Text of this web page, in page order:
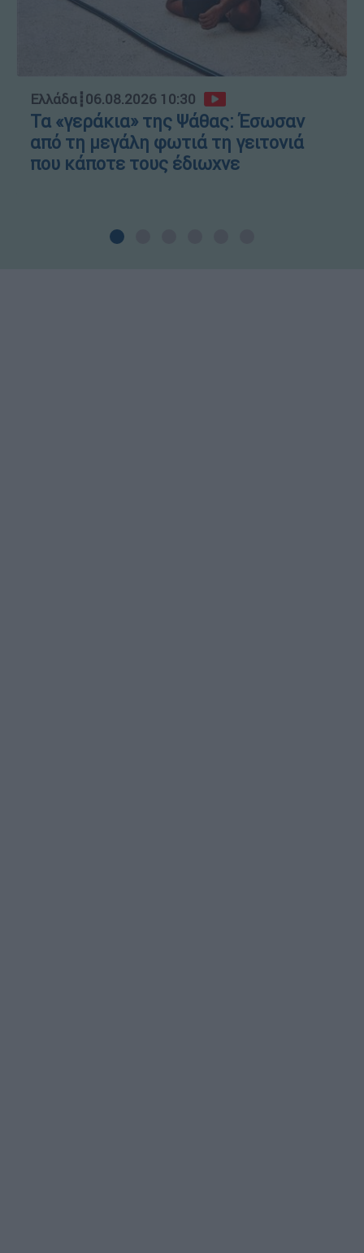
Ελλάδα┋06.08.2026 10:30
Τα «γεράκια» της Ψάθας: Έσωσαν
από τη μεγάλη φωτιά τη γειτονιά
που κάποτε τους έδιωχνε